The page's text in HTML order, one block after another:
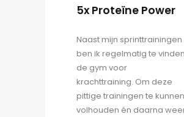
5x Proteïne Power
Naast mijn sprinttrainingen
ben ik regelmatig te
de gym voor
krachttraining. Om deze
pittige trainingen te kunnen
volhouden én daarna